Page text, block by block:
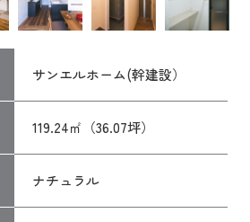
サンエルホーム(幹建設）
119.24㎡（36.07坪）
ナチュラル